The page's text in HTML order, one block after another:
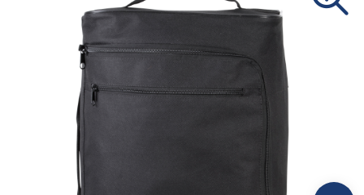
Handschoenen en Sjaals
Kledingaccessoires
Ondergoed, Sokken en Nachtkleding